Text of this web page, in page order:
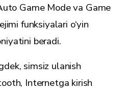
Game Mode va Game
funksiyalari o‘yin
beradi.
simsiz ulanish
Internetga kirish